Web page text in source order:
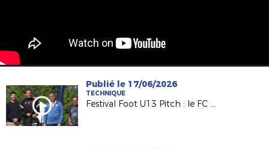
Publié le 17/06/2026
TECHNIQUE
Festival Foot U13 Pitch : le FC Chalonnes Chaudefonds club support à l'organisation